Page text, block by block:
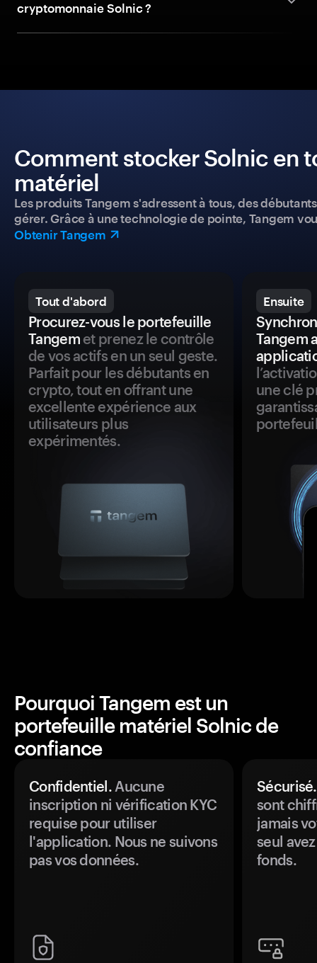
cryptomonnaie Solnic ?
Comment stocker Solnic en
matériel
Les produits Tangem s'adressent à tous, des
gérer. Grâce à une technologie de pointe, Tangem
Obtenir Tangem
Tout d'abord
Procurez-vous le portefeuille
Tangemet prenez le contrôle
de vos actifs en un seul geste.
Parfait pour les débutants en
crypto, tout en offrant une
excellente expérience aux
utilisateurs plus
expérimentés.
Ensuite
Tangem
une clé
Pourquoi Tangem est un
portefeuille matériel Solnic de
confiance
Confidentiel.Aucune
inscription ni vérification KYC
requise pour utiliser
l'application. Nous ne suivons
pas vos données.
Sécurisé.
sont
jamais
seul
fonds.